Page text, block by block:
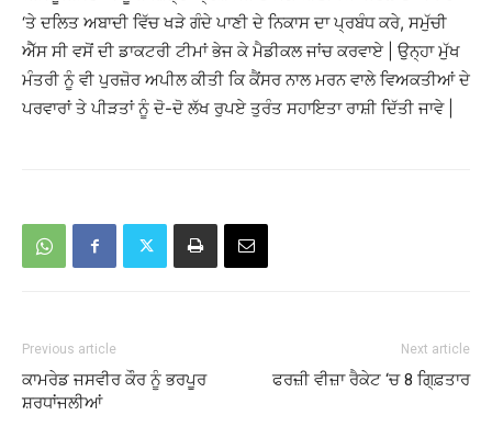
‘ਤੇ ਦਲਿਤ ਅਬਾਦੀ ਵਿੱਚ ਖੜੇ ਗੰਦੇ ਪਾਣੀ ਦੇ ਨਿਕਾਸ ਦਾ ਪ੍ਰਬੰਧ ਕਰੇ, ਸਮੁੱਚੀ
ਐੱਸ ਸੀ ਵਸੋਂ ਦੀ ਡਾਕਟਰੀ ਟੀਮਾਂ ਭੇਜ ਕੇ ਮੈਡੀਕਲ ਜਾਂਚ ਕਰਵਾਏ | ਉਨ੍ਹਾ ਮੁੱਖ
ਮੰਤਰੀ ਨੂੰ ਵੀ ਪੁਰਜ਼ੋਰ ਅਪੀਲ ਕੀਤੀ ਕਿ ਕੈਂਸਰ ਨਾਲ ਮਰਨ ਵਾਲੇ ਵਿਅਕਤੀਆਂ ਦੇ
ਪਰਵਾਰਾਂ ਤੇ ਪੀੜਤਾਂ ਨੂੰ ਦੋ-ਦੋ ਲੱਖ ਰੁਪਏ ਤੁਰੰਤ ਸਹਾਇਤਾ ਰਾਸ਼ੀ ਦਿੱਤੀ ਜਾਵੇ |
Previous article
ਕਾਮਰੇਡ ਜਸਵੀਰ ਕੌਰ ਨੂੰ ਭਰਪੂਰ
ਸ਼ਰਧਾਂਜਲੀਆਂ
Next article
ਫਰਜ਼ੀ ਵੀਜ਼ਾ ਰੈਕੇਟ ‘ਚ 8 ਗਿ੍ਫ਼ਤਾਰ